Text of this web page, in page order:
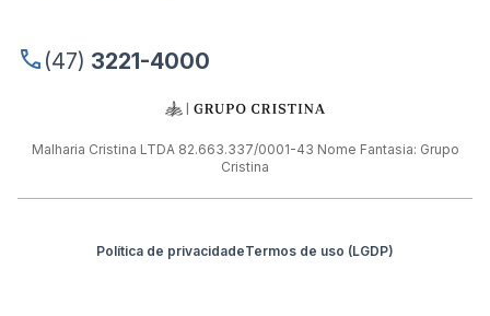
(47) 3221-4000
Malharia Cristina LTDA 82.663.337/0001-43 Nome Fantasia: Grupo
Cristina
Política de privacidadeTermos de uso (LGDP)